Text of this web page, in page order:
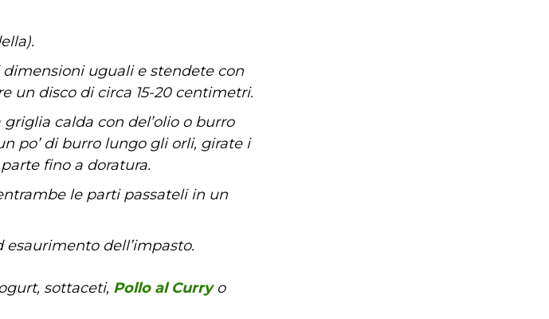
uguali e stendete con
un disco di circa 15-20 centimetri.
calda con del’olio o burro
po’ di burro lungo gli orli, girate i
fino a doratura.
le parti passateli in un
dell’impasto.
sottaceti, Pollo al Curry o